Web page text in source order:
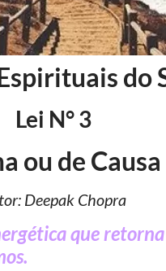
do
Lei N° 3
ou de
Deepak Chopra
que